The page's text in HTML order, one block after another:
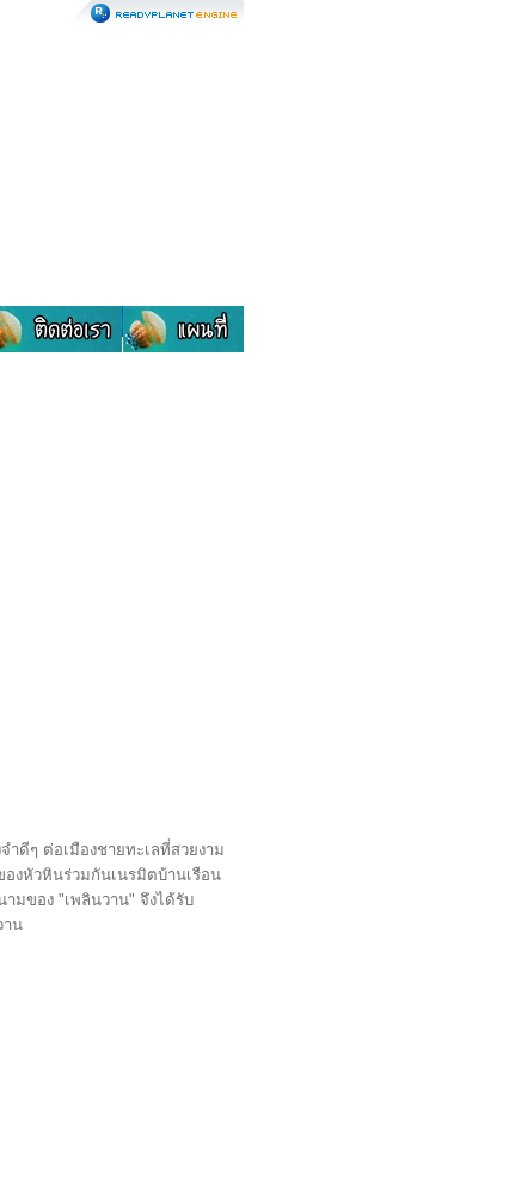
ดีๆ ต่อเมืองชายทะเลที่สวยงาม
งหัวหินร่วมกันเนรมิตบ้านเรือน
มของ "เพลินวาน" จึงได้รับ
าน